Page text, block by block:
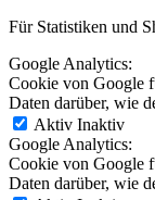
Für Statistiken und
Google Analytics:
Cookie von Google
Daten darüber, wie
Aktiv Inaktiv
Google Analytics:
Cookie von Google
Daten darüber, wie